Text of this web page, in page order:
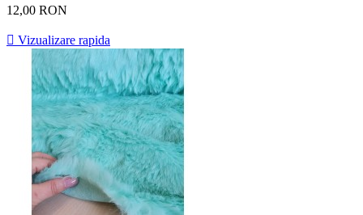
12,00 RON
 Vizualizare rapida